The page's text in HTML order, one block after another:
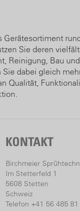
Gerätesortiment
Sie deren
Reinigung, Bau und
dabei gleich
Qualität,
KONTAKT
Birchmeier
Im Stetterfeld 1
5608 Stetten
Schweiz
Telefon +41 56 485 81